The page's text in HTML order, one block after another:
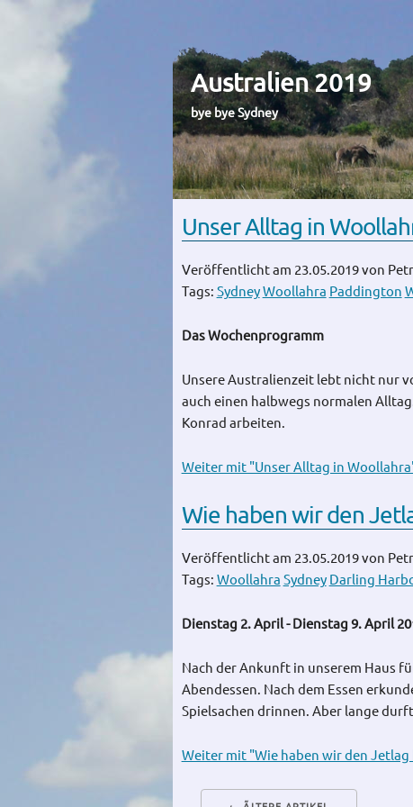
Australien 2019
bye bye Sydney
Unser Alltag in
Veröffentlicht am 23.05.2019von
Tags: Sydney Woollahra Paddington
Das Wochenprogramm
Unsere Australienzeit lebt nicht nur
auch einen halbwegs normalen
Konrad arbeiten.
Weiter mit "Unser Alltag in
Wie haben wir den
Veröffentlicht am 23.05.2019von
Tags: Woollahra Sydney Darling
Dienstag 2. April - Dienstag 9. April
Nach der Ankunft in unserem Haus
Abendessen. Nach dem Essen
Spielsachen drinnen. Aber lange
Weiter mit "Wie haben wir den